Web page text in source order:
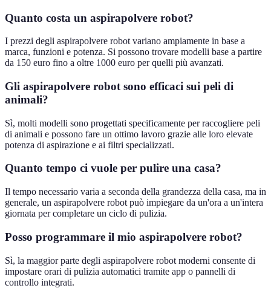
Quanto costa un aspirapolvere robot?
I prezzi degli aspirapolvere robot variano ampiamente in base a
marca, funzioni e potenza. Si possono trovare modelli base a partire
da 150 euro fino a oltre 1000 euro per quelli più avanzati.
Gli aspirapolvere robot sono efficaci sui peli di
animali?
Sì, molti modelli sono progettati specificamente per raccogliere peli
di animali e possono fare un ottimo lavoro grazie alle loro elevate
potenza di aspirazione e ai filtri specializzati.
Quanto tempo ci vuole per pulire una casa?
Il tempo necessario varia a seconda della grandezza della casa, ma in
generale, un aspirapolvere robot può impiegare da un'ora a un'intera
giornata per completare un ciclo di pulizia.
Posso programmare il mio aspirapolvere robot?
Sì, la maggior parte degli aspirapolvere robot moderni consente di
impostare orari di pulizia automatici tramite app o pannelli di
controllo integrati.